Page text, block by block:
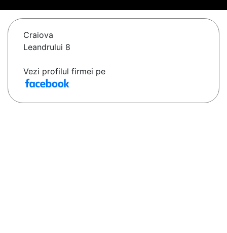
Craiova
Leandrului 8
Vezi profilul firmei pe